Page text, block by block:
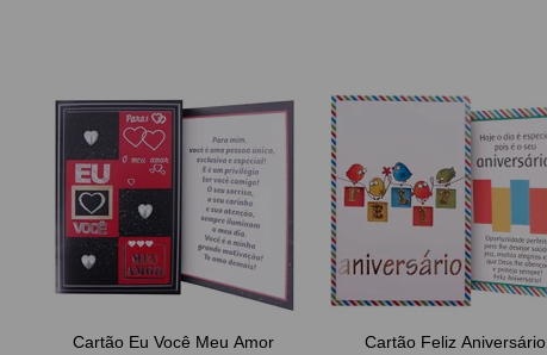
Cartão Eu Você Meu Amor Cartão Feliz Aniversário